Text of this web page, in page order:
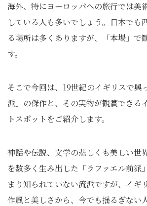
海外、特にヨーロッパへの旅行では美
している人も多いでしょう。日本でも
る場所は多くありますが、「本場」で
す。
そこで今回は、19世紀のイギリスで興
派」の傑作と、その実物が観賞できる
トスポットをご紹介します。
神話や伝説、文学の悲しくも美しい世
を数多く生み出した「ラファエル前派
まり知られていない流派ですが、イギ
作風と美しさから、今でも揺るぎない